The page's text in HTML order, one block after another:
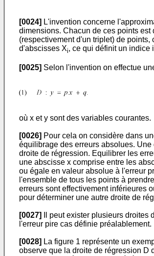
[0024] L'invention concerne
dimensions. Chacun de ces points
(respectivement d'un triplet) de
d'abscisses Xi, ce qui définit un indice
[0025] Selon l'invention on effectue
où x et y sont des variables courantes.
[0026] Pour cela on considère dans
équilibrage des erreurs absolues.
droite de régression. Equilibrer les
une abscisse x comprise entre les
ou égale en valeur absolue à l'erreur
l'ensemble de tous les points à
erreurs sont effectivement inférieures
pour déterminer une autre droite de
[0027]
Il peut exister plusieurs
l'erreur pire cas définie préalablement.
[0028] La figure 1 représente un
observe que la droite de régression D